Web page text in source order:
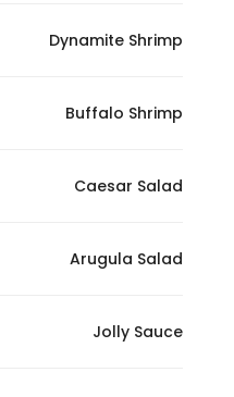
Dynamite Shrimp
Buffalo Shrimp
Caesar Salad
Arugula Salad
Jolly Sauce